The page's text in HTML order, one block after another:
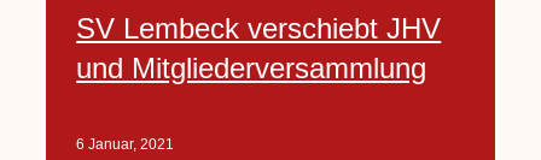
SV Lembeck verschiebt JHV
und Mitgliederversammlung
6 Januar, 2021